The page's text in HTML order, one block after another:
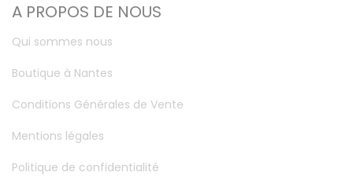
A PROPOS DE NOUS
Qui sommes nous
Boutique à Nantes
Conditions Générales de Vente
Mentions légales
Politique de confidentialité